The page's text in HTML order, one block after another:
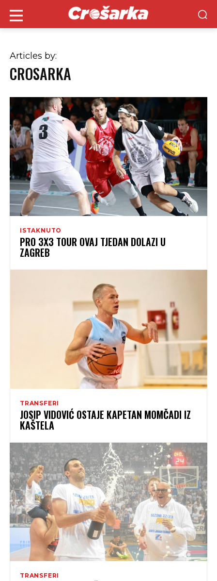
Articles by:
CROSARKA
ISTAKNUTO
PRO 3X3 TOUR OVAJ TJEDAN DOLAZI U
ZAGREB
TRANSFERI
JOSIP VIDOVIĆ OSTAJE KAPETAN MOMČADI IZ
KAŠTELA
TRANSFERI